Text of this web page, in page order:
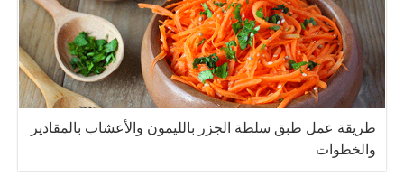
طريقة عمل طبق سلطة الجزر بالليمون والأعشاب بالمقادير
والخطوات